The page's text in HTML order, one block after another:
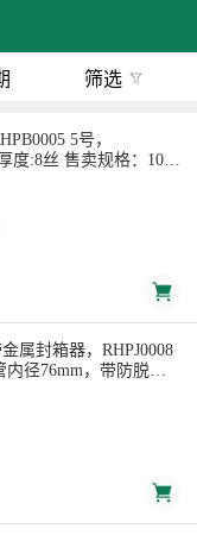
筛选
5号，
度:8丝 售卖规格：100
属封箱器，RHPJ0008
内径76mm，带防脱倒